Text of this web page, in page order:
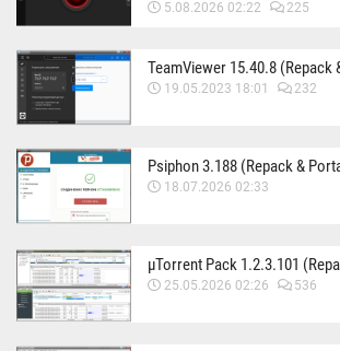
5.08.2026 02:22 225
TeamViewer 15.40.8 (Repack
19.05.2023 18:01 232
Psiphon 3.188 (Repack &
18.07.2026 02:33
µTorrent Pack 1.2.3.101
25.05.2026 02:26 536